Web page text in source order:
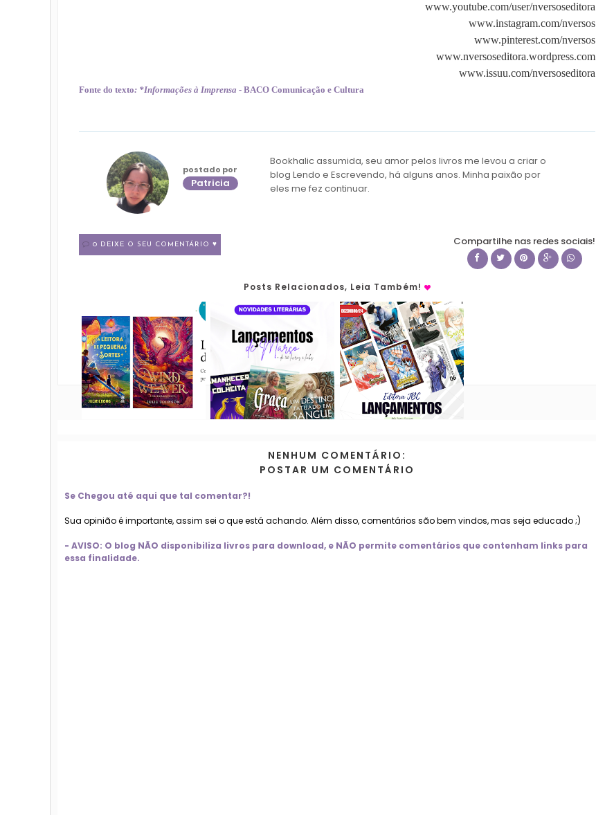
www.youtube.com/user/nversoseditora
www.instagram.com/nversos
www.pinterest.com/nversos
www.nversoseditora.wordpress.com
www.issuu.com/nversoseditora
Fonte do texto: *Informações à Imprensa - BACO Comunicação e Cultura
postado por
Patricia
Bookhalic assumida, seu amor pelos livros me levou a criar o
blog Lendo e Escrevendo, há alguns anos. Minha paixão por
eles me fez continuar.
0 DEIXE O SEU COMENTÁRIO ♥ Compartilhe nas redes sociais!
Posts Relacionados, Leia Também!
NENHUM COMENTÁRIO:
POSTAR UM COMENTÁRIO
Se Chegou até aqui que tal comentar?!
Sua opinião é importante, assim sei o que está achando. Além disso, comentários são bem vindos, mas seja educado ;)
- AVISO: O blog NÃO disponibiliza livros para download, e NÃO permite comentários que contenham links para
essa finalidade.